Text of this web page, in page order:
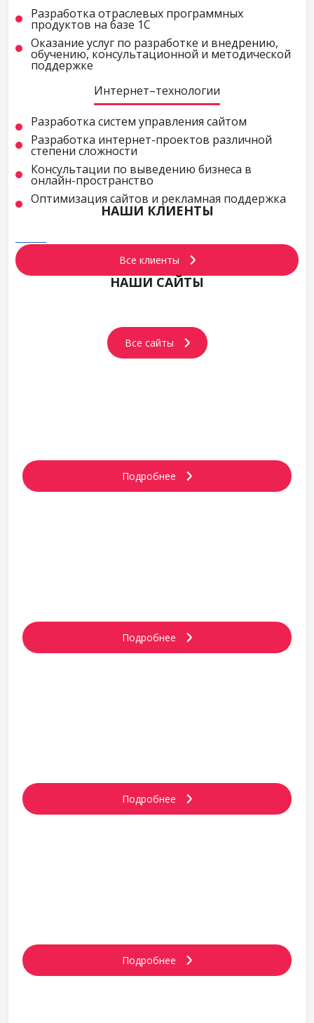
Разработка отраслевых программных
продуктов на базе 1С
Оказание услуг по разработке и внедрению,
обучению, консультационной и методической
поддержке
Интернет–технологии
Разработка систем управления сайтом
Разработка интернет-проектов различной
степени сложности
Консультации по выведению бизнеса в
онлайн-пространство
Оптимизация сайтов и рекламная поддержка
НАШИ КЛИЕНТЫ
Все клиенты
НАШИ САЙТЫ
Все сайты
Подробнее
Подробнее
Подробнее
Подробнее